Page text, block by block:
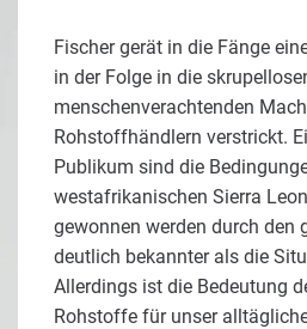
Fischer gerät in die Fänge
in der Folge in die
menschenverachtenden
Rohstoffhändlern verstrickt.
Publikum sind die
westafrikanischen Sierra
gewonnen werden durch den
deutlich bekannter als die
Allerdings ist die Bedeutung
Rohstoffe für unser